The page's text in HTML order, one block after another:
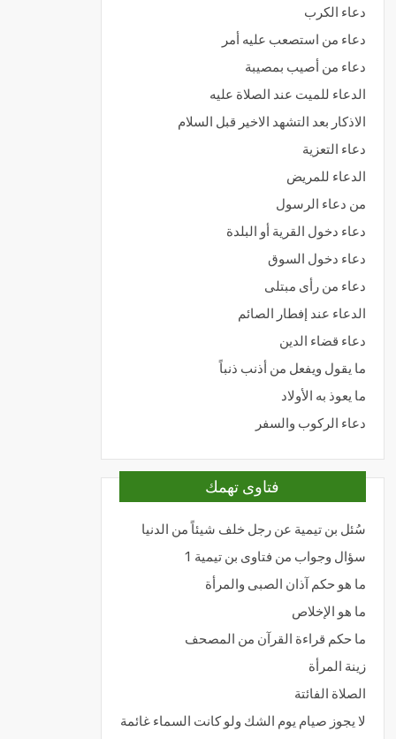
دعاء الكرب
دعاء من استصعب عليه أمر
دعاء من أصيب بمصيبة
الدعاء للميت عند الصلاة عليه
الاذكار بعد التشهد الاخير قبل السلام
دعاء التعزية
الدعاء للمريض
من دعاء الرسول
دعاء دخول القرية أو البلدة
دعاء دخول السوق
دعاء من رأى مبتلى
الدعاء عند إفطار الصائم
دعاء قضاء الدين
ما يقول ويفعل من أذنب ذنباً
ما يعوذ به الأولاد
دعاء الركوب والسفر
فتاوى تهمك
سُئل بن تيمية عن رجل خلف شيئاً من الدنيا
سؤال وجواب من فتاوى بن تيمية 1
ما هو حكم آذان الصبى والمرأة
ما هو الإخلاص
ما حكم قراءة القرآن من المصحف
زينة المرأة
الصلاة الفائتة
لا يجوز صيام يوم الشك ولو كانت السماء غائمة